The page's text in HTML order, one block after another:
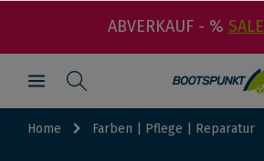
ABVERKAUF - % SALE
Home Farben | Pflege | Reparatur